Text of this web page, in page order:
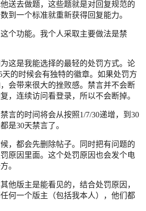
送去做题，这些题就是对回复规范的
到一个标准就重新获得回复能力。
个功能。我个人采取主要做法是禁
这是我能选择的最轻的处罚方式。论
天的时候会有独特的徽章。如果处罚方
会带来很大的挫败感。禁言并不会断
，连续访问看登录，所以不会断掉。
言的时间将会从按照1/7/30递增，到30
是30天禁言了。
，都会先删除帖子。同时把有问题的
原因里面。这个处罚原因也会发个电
。
他版主是能看见的，结合处罚原因，
何一个版主（包括我本人），他们都